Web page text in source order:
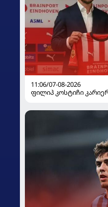
11:06/07-08-2026
ფილიპ კოსტიჩი